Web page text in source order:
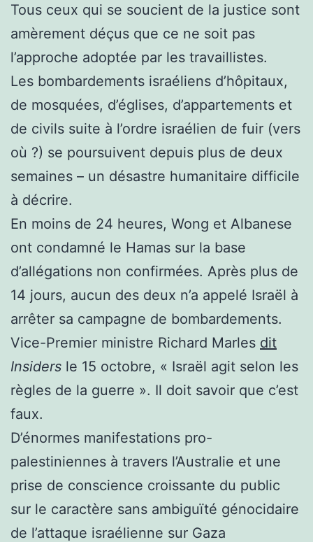
Tous ceux qui se soucient de la justice sont
amèrement déçus que ce ne soit pas
l’approche adoptée par les travaillistes.
Les bombardements israéliens d’hôpitaux,
de mosquées, d’églises, d’appartements et
de civils suite à l’ordre israélien de fuir (vers
où ?) se poursuivent depuis plus de deux
semaines – un désastre humanitaire difficile
à décrire.
En moins de 24 heures, Wong et Albanese
ont condamné le Hamas sur la base
d’allégations non confirmées. Après plus de
14 jours, aucun des deux n’a appelé Israël à
arrêter sa campagne de bombardements.
Vice-Premier ministre Richard Marles dit
Insiders le 15 octobre, « Israël agit selon les
règles de la guerre ». Il doit savoir que c’est
faux.
D’énormes manifestations pro-
palestiniennes à travers l’Australie et une
prise de conscience croissante du public
sur le caractère sans ambiguïté génocidaire
de l’attaque israélienne sur Gaza